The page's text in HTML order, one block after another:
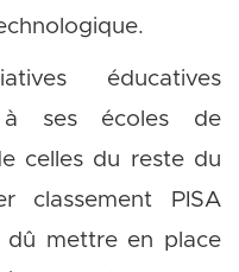
éducatives
à ses écoles de
celles du reste du
classement PISA
mettre en place